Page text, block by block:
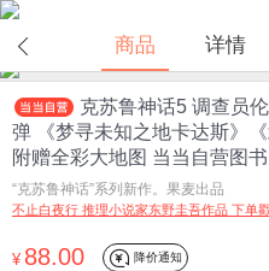
商品 详情
首页 分类 值
克苏鲁神话5 调查员
弹 《梦寻未知之地卡达斯》
附赠全彩大地图 当当自营图书
“克苏鲁神话”系列新作。果麦出品
不止白夜行 推理小说家东野圭吾作品 下单
¥ 88.00 降价通知